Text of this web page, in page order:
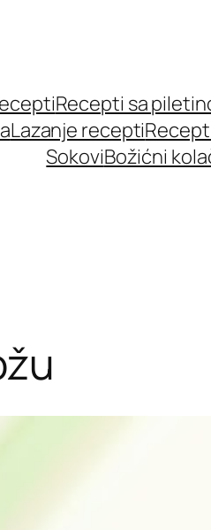
Recepti sa
Lazanje recepti
SokoviBožićni